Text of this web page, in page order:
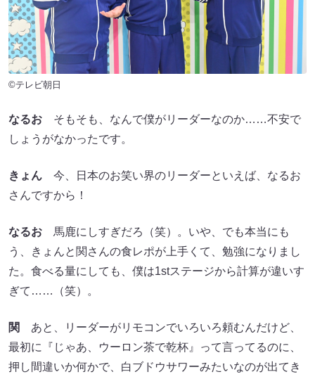
©テレビ朝日
なるお そもそも、なんで僕がリーダーなのか……不安で
しょうがなかったです。
きょん 今、日本のお笑い界のリーダーといえば、なるお
さんですから！
なるお 馬鹿にしすぎだろ（笑）。いや、でも本当にも
う、きょんと関さんの食レポが上手くて、勉強になりまし
た。食べる量にしても、僕は1stステージから計算が違いす
ぎて……（笑）。
関
あと、リーダーがリモコンでいろいろ頼むんだけど、
最初に『じゃあ、ウーロン茶で乾杯』って言ってるのに、
押し間違いか何かで、白ブドウサワーみたいなのが出てき